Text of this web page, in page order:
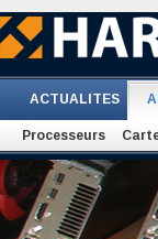
ACTUALITES
Processeurs